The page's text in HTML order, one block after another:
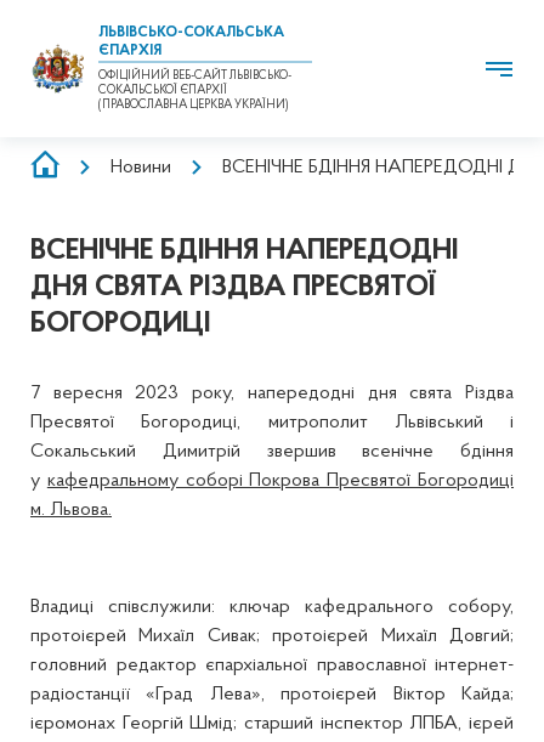
ЛЬВІВСЬКО-СОКАЛЬСЬКА
ЄПАРХІЯ
ОФІЦІЙНИЙ ВЕБ-САЙТ ЛЬВІВСЬКО-
СОКАЛЬСЬКОЇ ЄПАРХІЇ
(ПРАВОСЛАВНА ЦЕРКВА УКРАЇНИ)
РЯДОК
Новини ВСЕНІЧНЕ БДІННЯ НАПЕРЕДОДНІ
ВСЕНІЧНЕ БДІННЯ НАПЕРЕДОДНІ
ДНЯ СВЯТА РІЗДВА ПРЕСВЯТОЇ
БОГОРОДИЦІ
7 вересня 2023 року, напередодні дня свята Різдва
Пресвятої Богородиці, митрополит Львівський і
Сокальський Димитрій звершив всенічне бдіння
у кафедральному соборі Покрова Пресвятої Богородиці
м. Львова.
Владиці співслужили: ключар кафедрального собору,
протоієрей Михаїл Сивак; протоієрей Михаїл Довгий;
головний редактор єпархіальної православної інтернет-
радіостанції «Град Лева», протоієрей Віктор Кайда;
ієромонах Георгій Шмід; старший інспектор ЛПБА, ієрей